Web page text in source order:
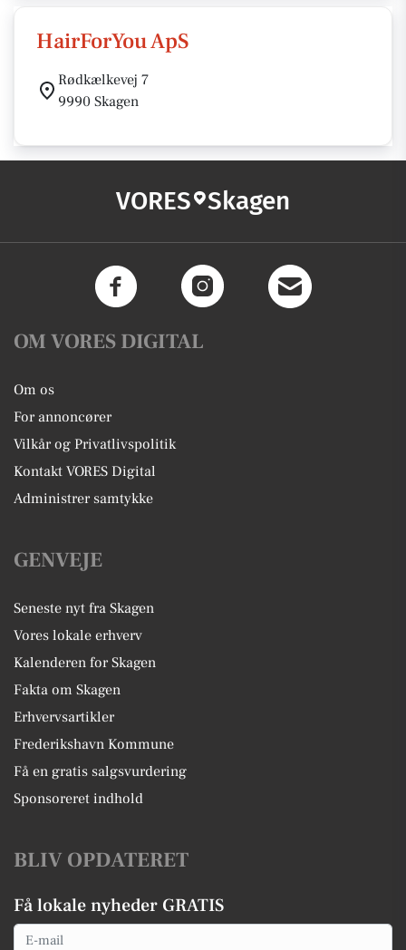
HairForYou ApS
Rødkælkevej 7
9990 Skagen
VORES Skagen
OM VORES DIGITAL
Om os
For annoncører
Vilkår og Privatlivspolitik
Kontakt VORES Digital
Administrer samtykke
GENVEJE
Seneste nyt fra Skagen
Vores lokale erhverv
Kalenderen for Skagen
Fakta om Skagen
Erhvervsartikler
Frederikshavn Kommune
Få en gratis salgsvurdering
Sponsoreret indhold
BLIV OPDATERET
Få lokale nyheder GRATIS
Email